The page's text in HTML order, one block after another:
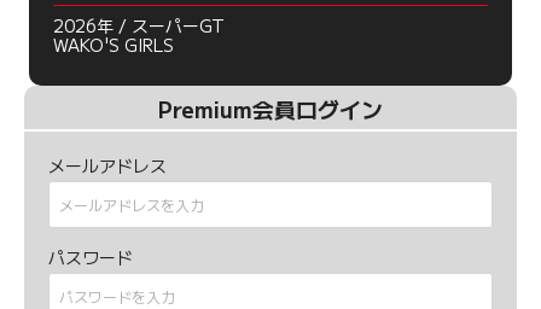
2026年 / スーパーGT
WAKO'S GIRLS
Premium会員ログイン
メールアドレス
パスワード